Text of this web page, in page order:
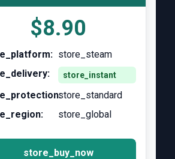
$8.90
store_steam
store_instant
store_standard
store_global
store_buy_now